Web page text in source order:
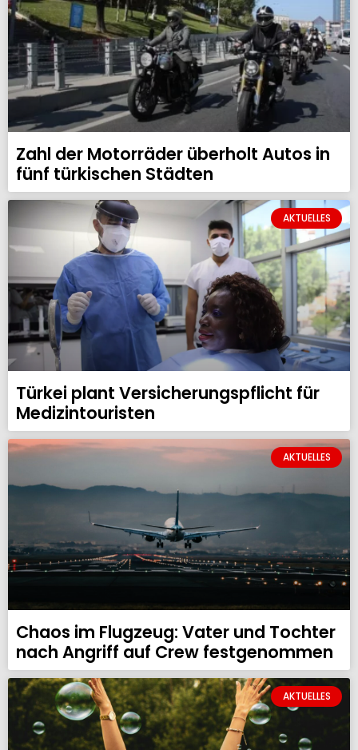
Zahl der Motorräder überholt Autos in
fünf türkischen Städten
AKTUELLES
Türkei plant Versicherungspflicht für
Medizintouristen
AKTUELLES
Chaos im Flugzeug: Vater und Tochter
nach Angriff auf Crew festgenommen
AKTUELLES